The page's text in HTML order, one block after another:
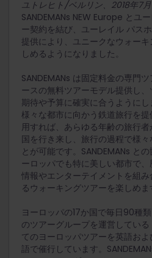
ユトレヒト/ベルリン、2018年7月
SANDEMANs NEW Europe とユ
ー契約を結び、ユーレイル パス
提供により、ユニークなウォー
しめるようになりました。
SANDEMANs は固定料金の専門
ースの無料ツアーモデル提供し
期待や予算に確実に合うように
様々な都市に向かう鉄道旅行を
用すれば、あらゆる年齢の旅行
国を行き来し、旅行の過程で様
とが可能です。SANDEMANs と
ーロッパでも特に美しい都市で
情報やエンターテイメントを組
るウォーキングツアーを楽しめま
ヨーロッパの17か国で毎日90種
のツアーグループを運営してい
てのヨーロッパツアーを英語お
語で催行しています。